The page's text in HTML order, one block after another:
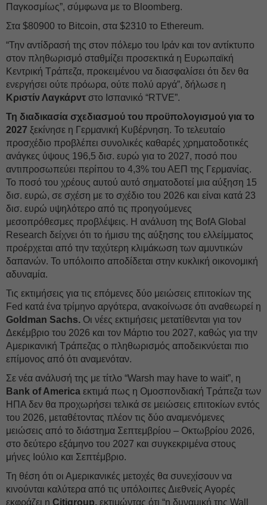
Παγκοσμίως”, σύμφωνα με το Bloomberg.
Στα $80900 το Bitcoin, στα $2310 το Ethereum.
“Την αντίδρασή της στον πόλεμο του Ιράν και τον αντίκτυπο
στον πληθωρισμό σταθμίζει προσεκτικά η Ευρωπαϊκή
Κεντρική Τράπεζα, προκειμένου να διασφαλίσει ότι δεν θα
ενεργήσει ούτε πρόωρα, ούτε πολύ αργά”, δήλωσε η
Κριστίν Λαγκάρντ στο Ισπανικό “RTVE”.
Τη διαδικασία σχεδιασμού του προϋπολογισμού για το
2027 ξεκίνησε η Γερμανική Κυβέρνηση. Το τελευταίο
προσχέδιο προβλέπει συνολικές καθαρές χρηματοδοτικές
ανάγκες ύψους 196,5 δισ. ευρώ για το 2027, ποσό που
αντιπροσωπεύει περίπου το 4,3% του ΑΕΠ της Γερμανίας.
Το ποσό του χρέους αυτού αυτό σηματοδοτεί μια αύξηση 15
δισ. ευρώ, σε σχέση με το σχέδιο του 2026 και είναι κατά 23
δισ. ευρώ υψηλότερο από τις προηγούμενες
μεσοπρόθεσμες προβλέψεις. Η ανάλυση της BofA Global
Research δείχνει ότι το ήμισυ της αύξησης του ελλείμματος
προέρχεται από την ταχύτερη κλιμάκωση των αμυντικών
δαπανών. Το υπόλοιπο αποδίδεται στην κυκλική οικονομική
αδυναμία.
Τις εκτιμήσεις για τις επόμενες δύο μειώσεις επιτοκίων της
Fed κατά ένα τρίμηνο αργότερα, ανακοίνωσε ότι αναθεωρεί η
Goldman Sachs. Οι νέες εκτιμήσεις μετατίθενται για τον
Δεκέμβριο του 2026 και τον Μάρτιο του 2027, καθώς για την
Αμερικανική Τράπεζας ο πληθωρισμός αποδεικνύεται πιο
επίμονος από ότι αναμενόταν.
Σε νέα ανάλυσή της με τίτλο “Warsh may have to wait”, η
Bank of America εκτιμά πως η Ομοσπονδιακή Τράπεζα των
ΗΠΑ δεν θα προχωρήσει τελικά σε μειώσεις επιτοκίων εντός
του 2026, μεταθέτοντας πλέον τις δύο αναμενόμενες
μειώσεις από το διάστημα Σεπτεμβρίου – Οκτωβρίου 2026,
στο δεύτερο εξάμηνο του 2027 και συγκεκριμένα στους
μήνες Ιούλιο και Σεπτέμβριο.
Τη θέση ότι οι Αμερικανικές μετοχές θα συνεχίσουν να
κινούνται καλύτερα από τις υπόλοιπες Διεθνείς Αγορές
εκφράζει η Citigroup, εκτιμώντας ότι “η δυναμική της Wall